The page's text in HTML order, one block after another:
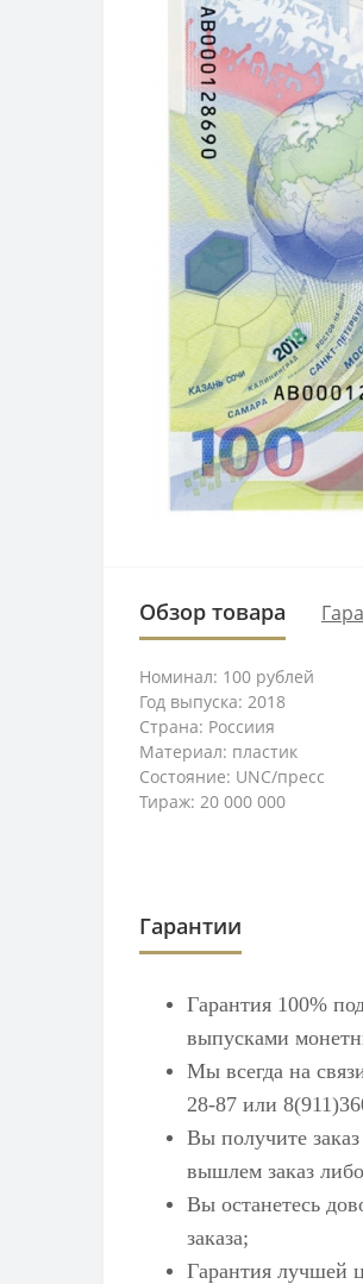
Обзор товара
Номинал: 100 рублей
Год выпуска: 2018
Страна: Россиия
Материал: пластик
Состояние: UNC/пресс
Тираж: 20 000 000
Гарантии
Гарантия 100%
выпусками
Мы всегда на
28-87 или
Вы получите
вышлем заказ
Вы останетесь
заказа;
Гарантия лучшей